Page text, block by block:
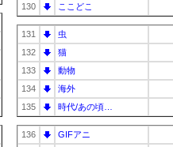
130
ここどこ
131
虫
132
猫
133
動物
134
海外
135
時代/あの頃…
136
GIFアニ